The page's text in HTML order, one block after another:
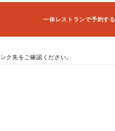
一休レストランで予約する
ク先をご確認ください。